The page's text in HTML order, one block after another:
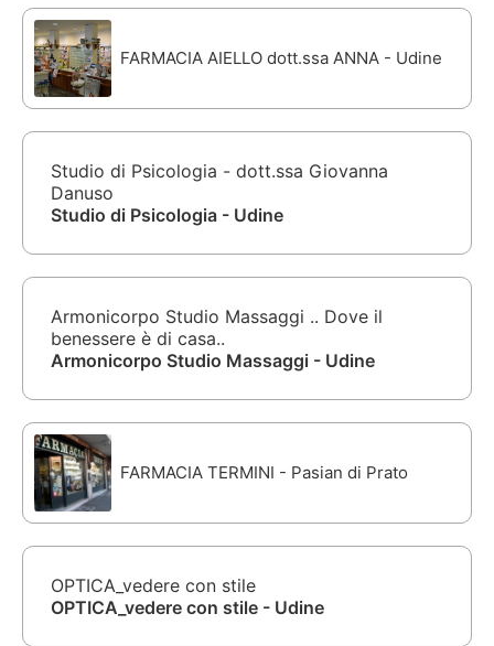
FARMACIA AIELLO dott.ssa ANNA - Udine
Studio di Psicologia - dott.ssa Giovanna
Danuso
Studio di Psicologia - Udine
Armonicorpo Studio Massaggi .. Dove il
benessere è di casa..
Armonicorpo Studio Massaggi - Udine
FARMACIA TERMINI - Pasian di Prato
OPTICA_vedere con stile
OPTICA_vedere con stile - Udine